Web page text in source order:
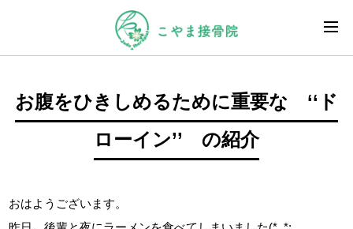
お腹をひきしめるために重要な ‘‘ド
ローイン’’ の紹介
おはようございます。